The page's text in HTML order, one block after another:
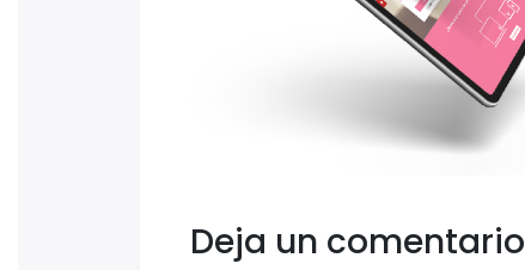
Deja un comentario